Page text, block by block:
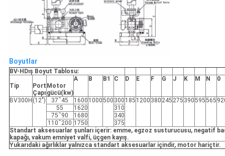
Boyutlar
BV-HDış Boyut Tablosu:
Tip
Port
Çapı
Motor
gücü(kw)
A B B1 C D E F G J K M N 0
BV300H (12") 37˜45 1600 1000500 300 185 1200 380 245 275 390595565
55
1620
310
75˜90
1680
340
110˜200 1750
375
Standart aksesuarlar şunları içerir: emme, egzoz susturucusu, negatif
kapağı, vakum emniyet valfi, üçgen kayış.
Yukarıdaki ağırlıklar yalnızca standart aksesuarlar içindir, motor hariçtir.